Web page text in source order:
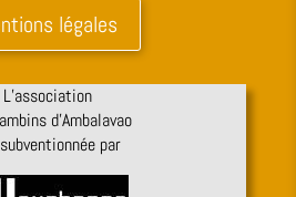
légales
L’association
d’Ambalavao
par